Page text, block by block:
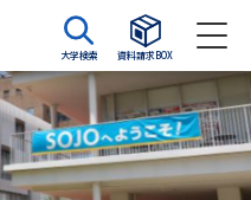
大学検索 資料請求BOX
資料検索